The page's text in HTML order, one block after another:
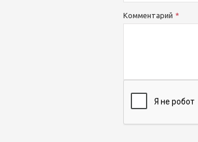
Комментарий